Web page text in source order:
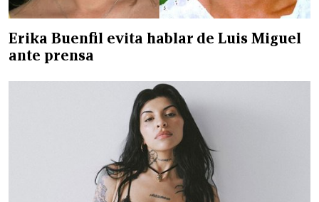
Erika Buenfil evita hablar de Luis Miguel
ante prensa